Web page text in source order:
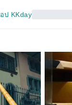
ป KKday